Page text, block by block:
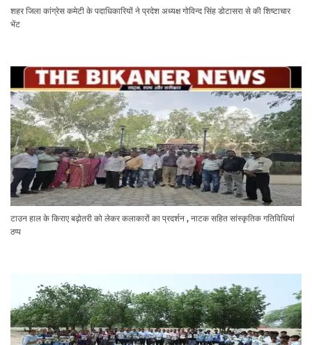
शहर जिला कांग्रेस कमेटी के पदाधिकारियों ने प्रदेश अध्यक्ष गोविन्द सिंह डोटासरा से की शिष्टाचार
भेंट
टाउन हाल के किराए बढ़ोतरी को लेकर कलाकारों का प्रदर्शन , नाटक सहित सांस्कृतिक गतिविधियां
ठप्प